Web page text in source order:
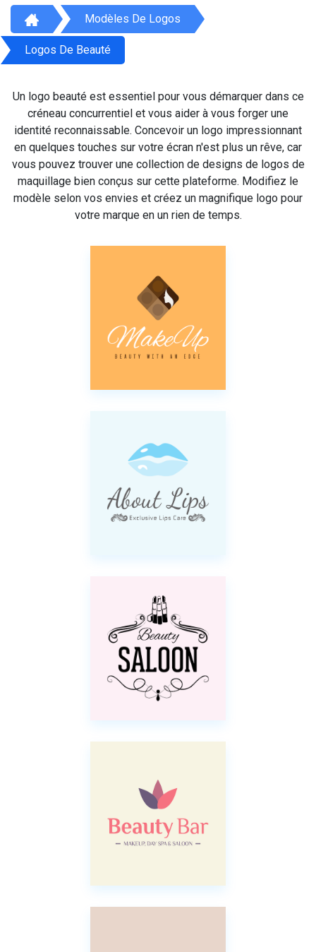
Modèles De Logos
Logos De Beauté
Un logo beauté est essentiel pour vous démarquer dans ce
créneau concurrentiel et vous aider à vous forger une
identité reconnaissable. Concevoir un logo impressionnant
en quelques touches sur votre écran n'est plus un rêve, car
vous pouvez trouver une collection de designs de logos de
maquillage bien conçus sur cette plateforme. Modifiez le
modèle selon vos envies et créez un magnifique logo pour
votre marque en un rien de temps.